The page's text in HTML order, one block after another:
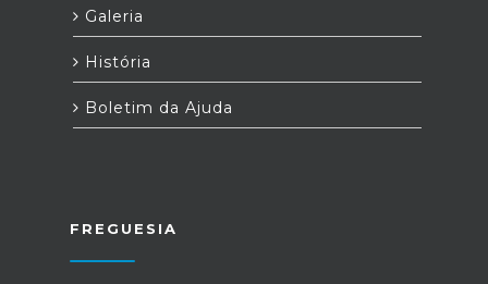
Galeria
História
Boletim da Ajuda
FREGUESIA